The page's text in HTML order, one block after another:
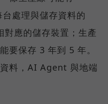
處理與儲存資料的
應的儲存裝置；生產
要保存 3 年到 5 年。
料，AI Agent 與地端